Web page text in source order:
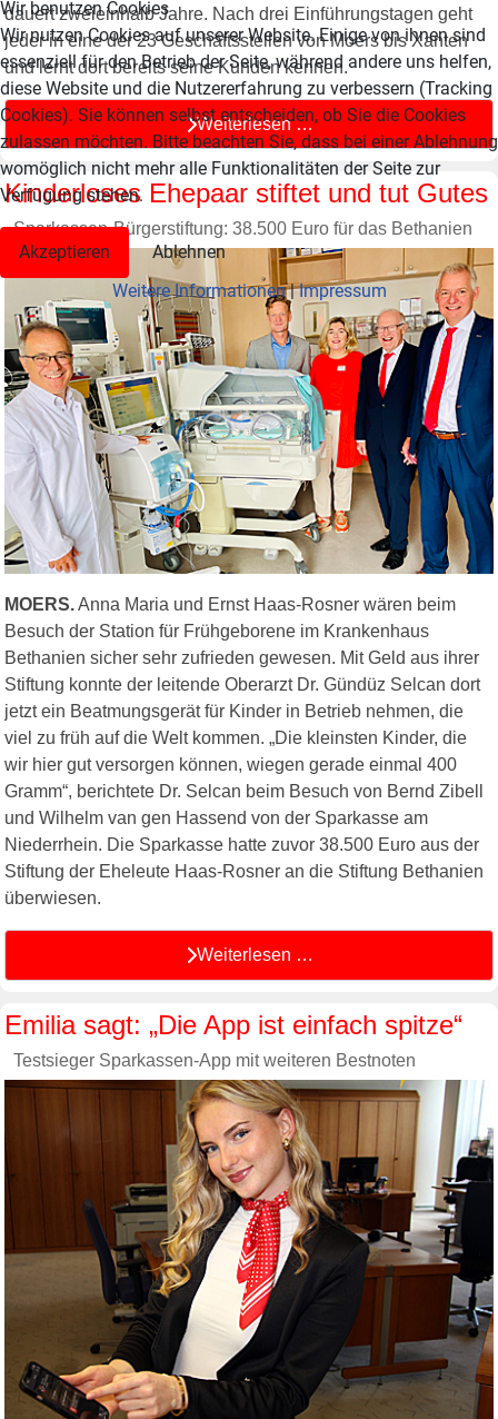
dauert zweieinhalb Jahre. Nach drei Einführungstagen geht
jeder in eine der 23 Geschäftsstellen von Moers bis Xanten
und lernt dort bereits seine Kunden kennen.
Weiterlesen …
Kinderloses Ehepaar stiftet und tut Gutes
Sparkassen-Bürgerstiftung: 38.500 Euro für das Bethanien
MOERS.Anna Maria und Ernst Haas-Rosner wären beim
Besuch der Station für Frühgeborene im Krankenhaus
Bethanien sicher sehr zufrieden gewesen. Mit Geld aus ihrer
Stiftung konnte der leitende Oberarzt Dr. Gündüz Selcan dort
jetzt ein Beatmungsgerät für Kinder in Betrieb nehmen, die
viel zu früh auf die Welt kommen. „Die kleinsten Kinder, die
wir hier gut versorgen können, wiegen gerade einmal 400
Gramm“, berichtete Dr. Selcan beim Besuch von Bernd Zibell
und Wilhelm van gen Hassend von der Sparkasse am
Niederrhein. Die Sparkasse hatte zuvor 38.500 Euro aus der
Stiftung der Eheleute Haas-Rosner an die Stiftung Bethanien
überwiesen.
Weiterlesen …
Emilia sagt: „Die App ist einfach spitze“
Testsieger Sparkassen-App mit weiteren Bestnoten
Wir benutzen Cookies
Wir nutzen Cookies auf unserer Website. Einige von ihnen sind
essenziell für den Betrieb der Seite, während andere uns helfen,
diese Website und die Nutzererfahrung zu verbessern (Tracking
Cookies). Sie können selbst entscheiden, ob Sie die Cookies
zulassen möchten. Bitte beachten Sie, dass bei einer Ablehnung
womöglich nicht mehr alle Funktionalitäten der Seite zur
Verfügung stehen.
Akzeptieren
Ablehnen
Weitere Informationen|Impressum